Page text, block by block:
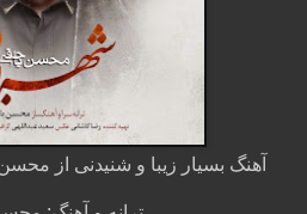
آهنگ بسیار زیبا و شنیدنی از